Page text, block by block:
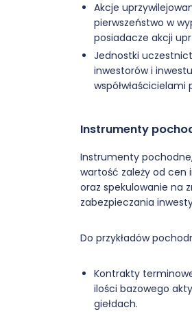
Akcje
pierwszeństwo w
posiadacze akcji
Jednostki
inwestorów i
Instrumenty
Instrumenty
wartość zależy od cen
oraz spekulowanie na
zabezpieczania
Do przykładów
Kontrakty
ilości bazowego
giełdach.